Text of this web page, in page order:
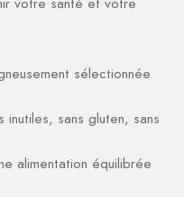
sélectionnée
inutiles, sans gluten, sans
alimentation équilibrée